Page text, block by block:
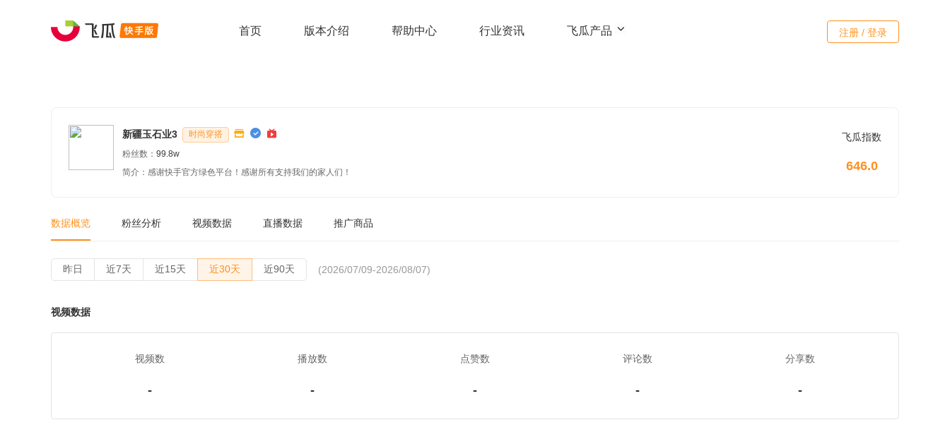
首页 版本介绍 帮助中心 行业资讯 飞瓜产品 注册 / 登录
新疆玉石业3
时尚穿搭
粉丝数： 99.8w
简介：感谢快手官方绿色平台！感谢所有支持我们的家人们！
飞瓜指数
646.0
数据概览 粉丝分析 视频数据 直播数据 推广商品
昨日 近7天 近15天 近30天 近90天 (2026/07/09-2026/08/07)
视频数据
视频数
-
播放数
-
点赞数
-
评论数
-
分享数
-